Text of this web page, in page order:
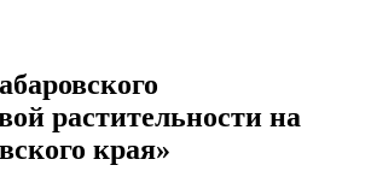
растительности на
края»